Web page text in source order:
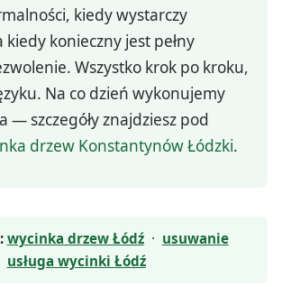
kiedy wystarczy
kiedy konieczny jest pełny
Wszystko krok po kroku,
Na co dzień wykonujemy
— szczegóły znajdziesz pod
drzew Konstantynów Łódzki.
wycinka drzew Łódź· usuwanie
usługa wycinki Łódź